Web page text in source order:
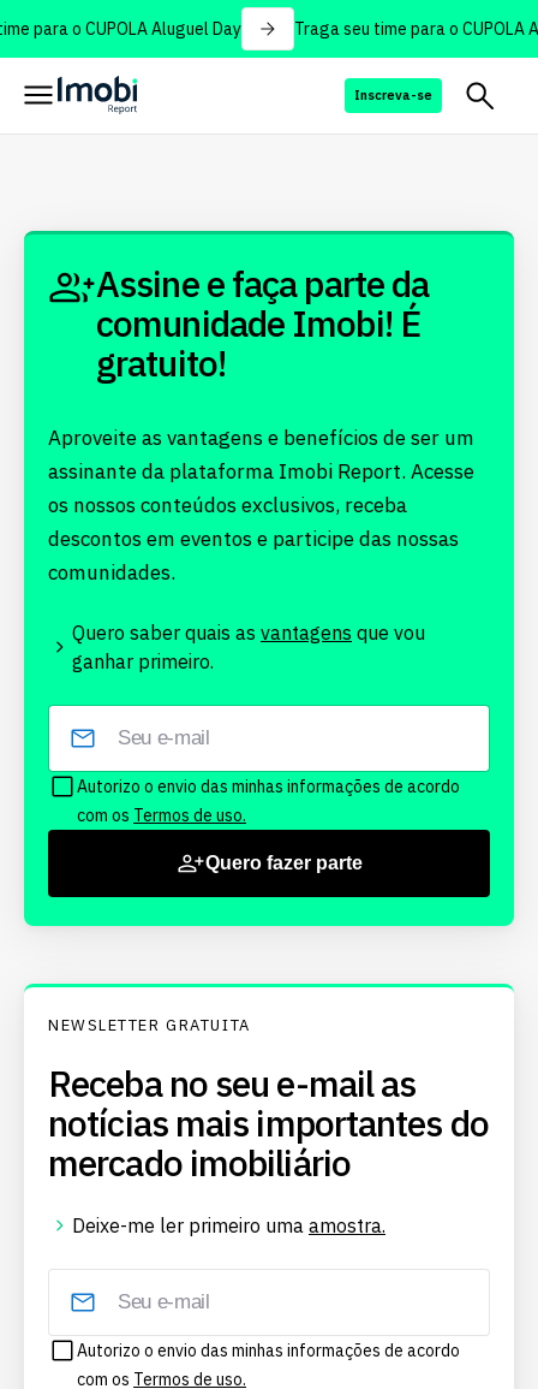
para o CUPOLA Aluguel Day Traga seu time para o CUPOLA
Inscreva-se
Assine e faça parte da
comunidade Imobi! É
gratuito!
Aproveite as vantagens e benefícios de ser um
assinante da plataforma Imobi Report. Acesse
os nossos conteúdos exclusivos, receba
descontos em eventos e participe das nossas
comunidades.
Quero saber quais as vantagens que vou
ganhar primeiro.
Autorizo o envio das minhas informações de acordo
com os Termos de uso.
Quero fazer parte
NEWSLETTER GRATUITA
Receba no seu e-mail as
notícias mais importantes do
mercado imobiliário
Deixe-me ler primeiro uma amostra.
Autorizo o envio das minhas informações de acordo
com os Termos de uso.